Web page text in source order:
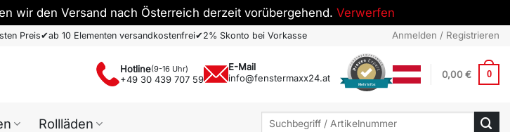
wir den Versand nach Österreich derzeit vorübergehend. Verwerfen
Preis✔ab 10 Elementen versandkostenfrei✔2% Skonto bei Vorkasse Anmelden / Registrieren
Hotline(9-16 Uhr)
+49 30 439 707 59
E-Mail
info@fenstermaxx24.at
Mehr Infos
0,00€ 0
Rollläden
Suchen